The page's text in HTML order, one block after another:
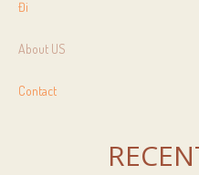
Đi
About US
Contact